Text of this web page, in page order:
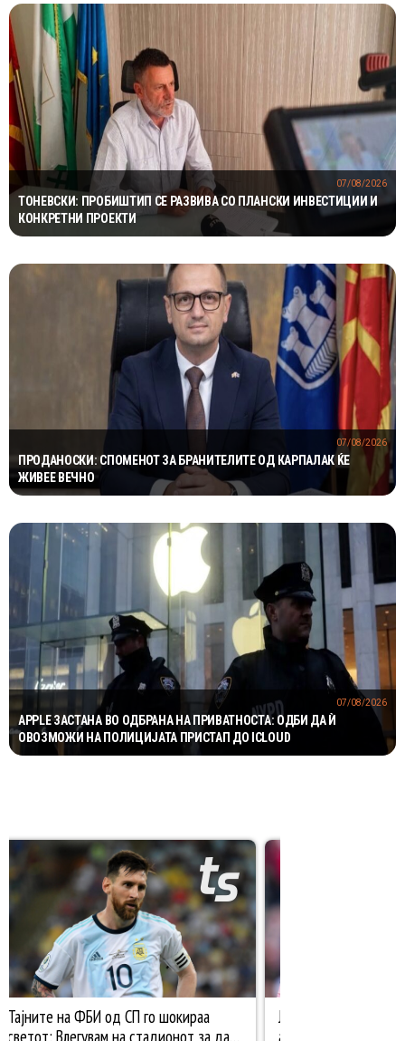
ТОНЕВСКИ: ПРОБИШТИП СЕ РАЗВИВА СО ПЛАНСКИ ИНВЕСТИЦИИ И
КОНКРЕТНИ ПРОЕКТИ
07/08/2026
ПРОДАНОСКИ: СПОМЕНОТ ЗА БРАНИТЕЛИТЕ ОД КАРПАЛАК ЌЕ
ЖИВЕЕ ВЕЧНО
07/08/2026
APPLE ЗАСТАНА ВО ОДБРАНА НА ПРИВАТНОСТА: ОДБИ ДА Ѝ
ОВОЗМОЖИ НА ПОЛИЦИЈАТА ПРИСТАП ДО ICLOUD
07/08/2026